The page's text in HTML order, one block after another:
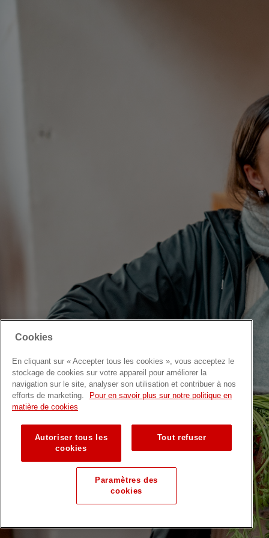
Cookies
En cliquant sur « Accepter tous les cookies », vous acceptez le
stockage de cookies sur votre appareil pour améliorer la
navigation sur le site, analyser son utilisation et contribuer à nos
efforts de marketing.
Pour en savoir plus sur notre politique en
matière de cookies
Autoriser tous les
cookies
Tout refuser
Paramètres des
cookies